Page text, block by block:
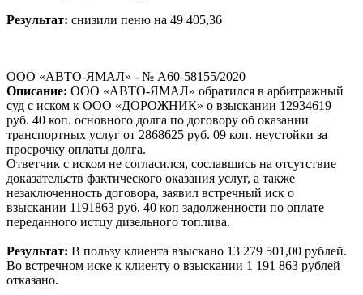
Результат: снизили пеню на 49 405,36
ООО «АВТО-ЯМАЛ» - № А60-58155/2020
Описание: ООО «АВТО-ЯМАЛ» обратился в арбитражный
суд с иском к ООО «ДОРОЖНИК» о взыскании 12934619
руб. 40 коп. основного долга по договору об оказании
транспортных услуг от 2868625 руб. 09 коп. неустойки за
просрочку оплаты долга.
Ответчик с иском не согласился, сославшись на отсутствие
доказательств фактического оказания услуг, а также
незаключенность договора, заявил встречный иск о
взыскании 1191863 руб. 40 коп задолженности по оплате
переданного истцу дизельного топлива.
Результат: В пользу клиента взыскано 13 279 501,00 рублей.
Во встречном иске к клиенту о взыскании 1 191 863 рублей
отказано.